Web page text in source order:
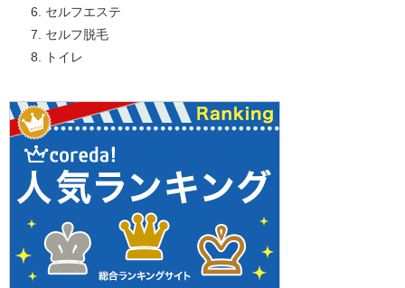
セルフエステ
セルフ脱毛
トイレ